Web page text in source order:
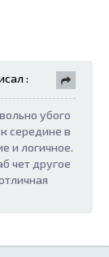
:
убого
середине в
и логичное.
чет другое